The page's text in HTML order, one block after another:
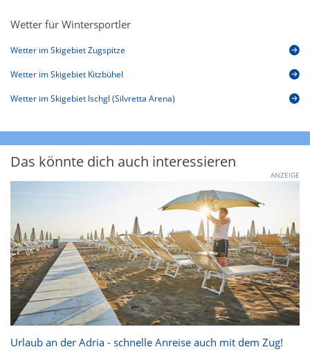
Wetter für Wintersportler
Wetter im Skigebiet Zugspitze
Wetter im Skigebiet Kitzbühel
Wetter im Skigebiet Ischgl (Silvretta Arena)
Das könnte dich auch interessieren
ANZEIGE
Urlaub an der Adria - schnelle Anreise auch mit dem Zug!